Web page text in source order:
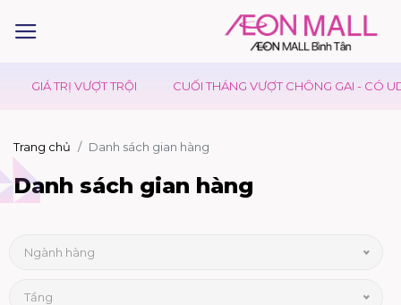
GIÁ TRỊ VƯỢT TRỘI CUỐI THÁNG VƯỢT CHÔNG GAI - CÓ UDON
Trang chủ Danh sách gian hàng
Danh sách gian hàng
Ngành hàng
Tầng